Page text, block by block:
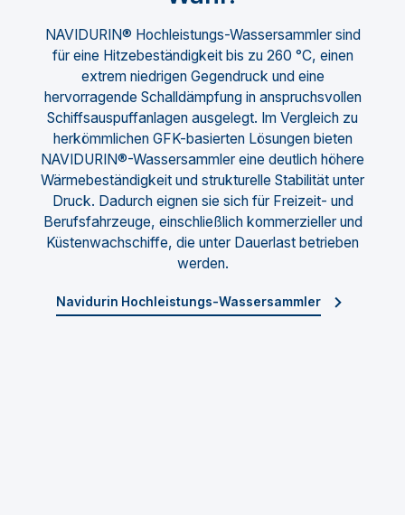
NAVIDURIN® Hochleistungs-Wassersammler sind
für eine Hitzebeständigkeit bis zu 260 °C, einen
extrem niedrigen Gegendruck und eine
hervorragende Schalldämpfung in anspruchsvollen
Schiffsauspuffanlagen ausgelegt. Im Vergleich zu
herkömmlichen GFK-basierten Lösungen bieten
NAVIDURIN®-Wassersammler eine deutlich höhere
Wärmebeständigkeit und strukturelle Stabilität unter
Druck. Dadurch eignen sie sich für Freizeit- und
Berufsfahrzeuge, einschließlich kommerzieller und
Küstenwachschiffe, die unter Dauerlast betrieben
werden.
Navidurin Hochleistungs-Wassersammler